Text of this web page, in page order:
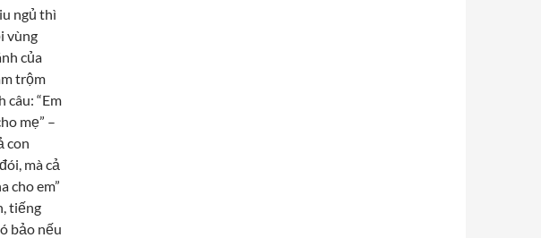
ngủ thì
vùng
của
trộm
câu: “Em
mẹ” –
con
mà cả
cho em”
tiếng
bảo nếu